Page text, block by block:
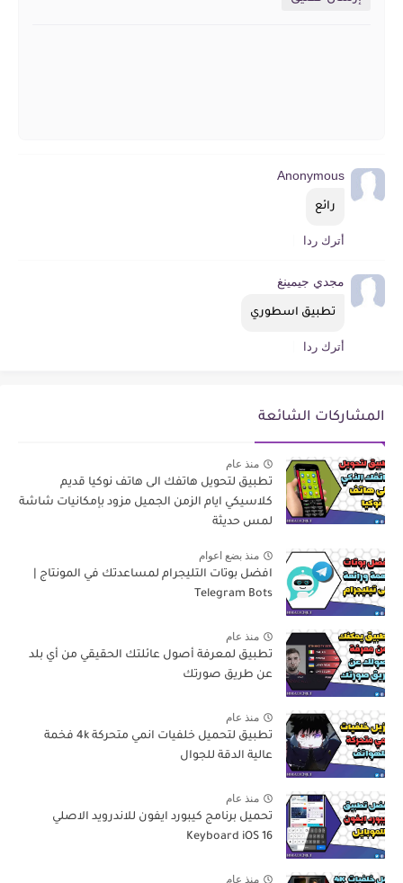
Anonymous
رائع
أترك ردا
مجدي جيمينغ
تطبيق اسطوري
أترك ردا
المشاركات الشائعة
منذ عام
تطبيق لتحويل هاتفك الى هاتف نوكيا قديم
كلاسيكي ايام الزمن الجميل مزود بإمكانيات شاشة
لمس حديثة
منذ بضع اعوام
افضل بوتات التليجرام لمساعدتك في المونتاج |
Telegram Bots
منذ عام
تطبيق لمعرفة أصول عائلتك الحقيقي من أي بلد
عن طريق صورتك
منذ عام
تطبيق لتحميل خلفيات انمي متحركة 4k فخمة
عالية الدقة للجوال
منذ عام
تحميل برنامج كيبورد ايفون للاندرويد الاصلي
Keyboard iOS 16
منذ عام